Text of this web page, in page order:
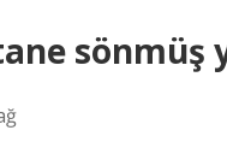
sönmüş